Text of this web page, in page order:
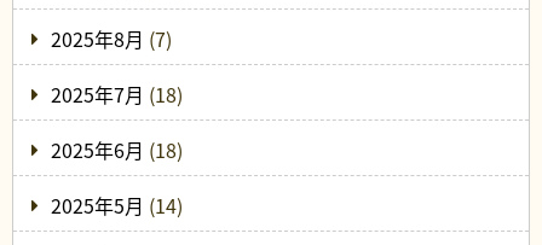
2025年8月 (7)
2025年7月 (18)
2025年6月 (18)
2025年5月 (14)